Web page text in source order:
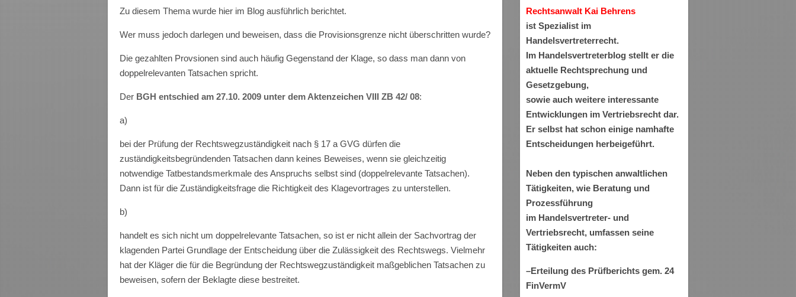
Zu diesem Thema wurde hier im Blog ausführlich berichtet.
Wer muss jedoch darlegen und beweisen, dass die Provisionsgrenze nicht überschritten wurde?
Die gezahlten Provsionen sind auch häufig Gegenstand der Klage, so dass man dann von
doppelrelevanten Tatsachen spricht.
Der BGH entschied am 27.10. 2009 unter dem Aktenzeichen VIII ZB 42/ 08:
a)
bei der Prüfung der Rechtswegzuständigkeit nach § 17 a GVG dürfen die
zuständigkeitsbegründenden Tatsachen dann keines Beweises, wenn sie gleichzeitig
notwendige Tatbestandsmerkmale des Anspruchs selbst sind (doppelrelevante Tatsachen).
Dann ist für die Zuständigkeitsfrage die Richtigkeit des Klagevortrages zu unterstellen.
b)
handelt es sich nicht um doppelrelevante Tatsachen, so ist er nicht allein der Sachvortrag der
klagenden Partei Grundlage der Entscheidung über die Zulässigkeit des Rechtswegs. Vielmehr
hat der Kläger die für die Begründung der Rechtswegzuständigkeit maßgeblichen Tatsachen zu
beweisen, sofern der Beklagte diese bestreitet.
Rechtsanwalt Kai Behrens
ist Spezialist im
Handelsvertreterrecht.
Im Handelsvertreterblog stellt er die
aktuelle Rechtsprechung und
Gesetzgebung,
sowie auch weitere interessante
Entwicklungen im Vertriebsrecht dar.
Er selbst hat schon einige namhafte
Entscheidungen herbeigeführt.
Neben den typischen anwaltlichen
Tätigkeiten, wie Beratung und
Prozessführung
im Handelsvertreter- und
Vertriebsrecht, umfassen seine
Tätigkeiten auch:
–Erteilung des Prüfberichts gem. 24
FinVermV